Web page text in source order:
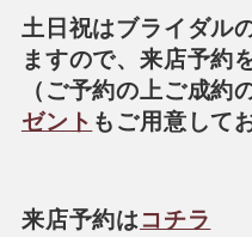
土日祝はブライダル
ますので、来店予約
（ご予約の上ご成約
ゼント もご用意して
来店予約はコチラ